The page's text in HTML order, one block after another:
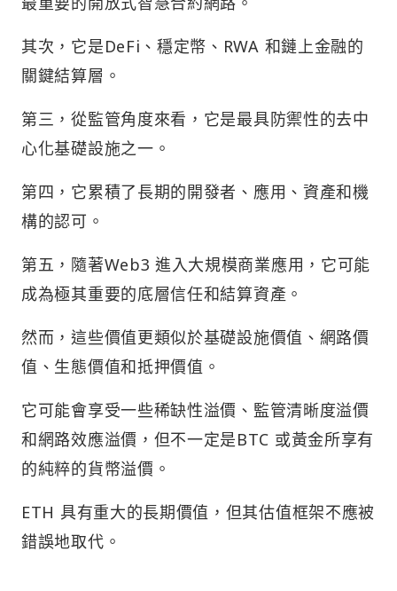
其次，它是DeFi、穩定幣、RWA 和鏈上金融的
關鍵結算層。
第三，從監管角度來看，它是最具防禦性的去中
心化基礎設施之一。
第四，它累積了長期的開發者、應用、資產和機
構的認可。
第五，隨著Web3 進入大規模商業應用，它可能
成為極其重要的底層信任和結算資產。
然而，這些價值更類似於基礎設施價值、網路價
值、生態價值和抵押價值。
它可能會享受一些稀缺性溢價、監管清晰度溢價
和網路效應溢價，但不一定是BTC 或黃金所享有
的純粹的貨幣溢價。
ETH 具有重大的長期價值，但其估值框架不應被
錯誤地取代。